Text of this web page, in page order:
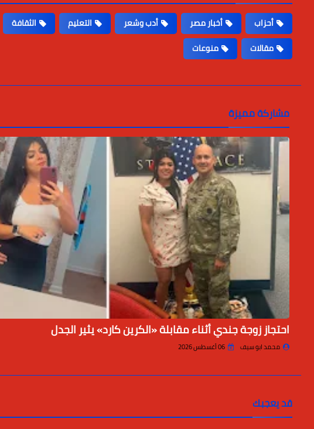
أحزاب أخبار مصر أدب وشعر التعليم الثقافة
مقالات
منوعات
مشاركة مميزة
احتجاز زوجة جندي أثناء مقابلة «الكرين كارد» يثير الجدل
محمد ابو سيف 06 أغسطس 2026
قد يعجبك